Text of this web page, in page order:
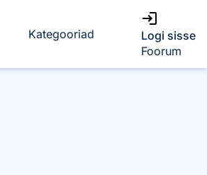
Kategooriad
Logi sisse
Foorum